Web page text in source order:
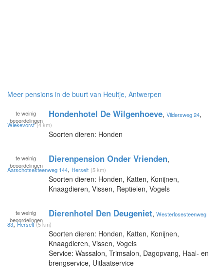
Meer pensions in de buurt van Heultje, Antwerpen
te weinig
beoordelingen
Hondenhotel De Wilgenhoeve, Vildersweg 24,
Wiekevorst (4 km)
Soorten dieren: Honden
te weinig
beoordelingen
Dierenpension Onder Vrienden,
Aarschotsesteenweg 144, Herselt (5 km)
Soorten dieren: Honden, Katten, Konijnen,
Knaagdieren, Vissen, Reptielen, Vogels
te weinig
beoordelingen
Dierenhotel Den Deugeniet, Westerlosesteenweg
83,Herselt (5 km)
Soorten dieren: Honden, Katten, Konijnen,
Knaagdieren, Vissen, Vogels
Service: Wassalon, Trimsalon, Dagopvang, Haal- en
brengservice, Uitlaatservice